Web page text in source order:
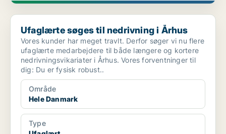
Ufaglærte søges til nedrivning i Århus
Ufaglærte søges til nedrivning i Århus
Vores kunder har meget travlt. Derfor søger vi nu flere
ufaglærte medarbejdere til både længere og kortere
nedrivningsvikariater i Århus. Vores forventninger til
dig: Du er fysisk robust..
Område
Hele Danmark
Type